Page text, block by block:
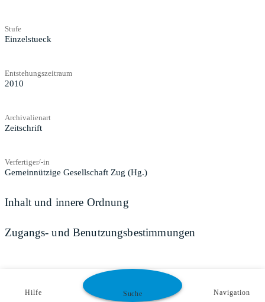
Stufe
Einzelstueck
Entstehungszeitraum
2010
Archivalienart
Zeitschrift
Verfertiger/-in
Gemeinnützige Gesellschaft Zug (Hg.)
Inhalt und innere Ordnung
Zugangs- und Benutzungsbestimmungen
Hilfe Suche Navigation